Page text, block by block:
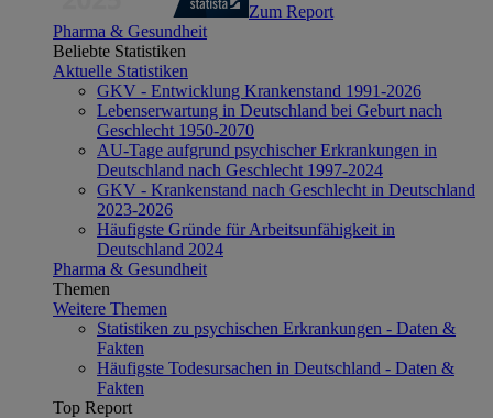
Zum Report
Pharma & Gesundheit
Beliebte Statistiken
Aktuelle Statistiken
GKV - Entwicklung Krankenstand 1991-2026
Lebenserwartung in Deutschland bei Geburt nach
Geschlecht 1950-2070
AU-Tage aufgrund psychischer Erkrankungen in
Deutschland nach Geschlecht 1997-2024
GKV - Krankenstand nach Geschlecht in Deutschland
2023-2026
Häufigste Gründe für Arbeitsunfähigkeit in
Deutschland 2024
Pharma & Gesundheit
Themen
Weitere Themen
Statistiken zu psychischen Erkrankungen - Daten &
Fakten
Häufigste Todesursachen in Deutschland - Daten &
Fakten
Top Report